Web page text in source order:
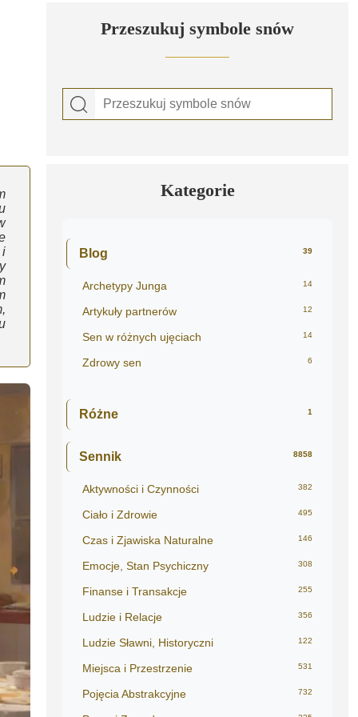
i
Przeszukuj symbole snów
Kategorie
Blog 39
Archetypy Junga 14
Artykuły partnerów 12
Sen w różnych ujęciach 14
Zdrowy sen 6
Różne 1
Sennik 8858
Aktywności i Czynności 382
Ciało i Zdrowie 495
Czas i Zjawiska Naturalne 146
Emocje, Stan Psychiczny 308
Finanse i Transakcje 255
Ludzie i Relacje 356
Ludzie Sławni, Historyczni 122
Miejsca i Przestrzenie 531
Pojęcia Abstrakcyjne 732